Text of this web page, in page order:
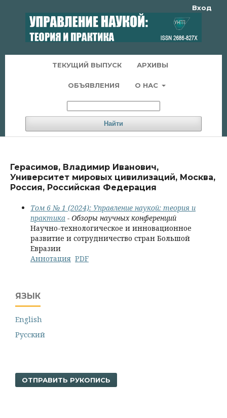
ТЕКУЩИЙ ВЫПУСК АРХИВЫ
ОБЪЯВЛЕНИЯ О НАС
Найти
Вход
Герасимов, Владимир Иванович,
Университет мировых цивилизаций, Москва,
Россия, Российская Федерация
Том 6 № 1 (2024): Управление наукой: теория и
практика - Обзоры научных конференций
Научно-технологическое и инновационное
развитие и сотрудничество стран Большой
Евразии
Аннотация PDF
ЯЗЫК
English
Русский
ОТПРАВИТЬ РУКОПИСЬ